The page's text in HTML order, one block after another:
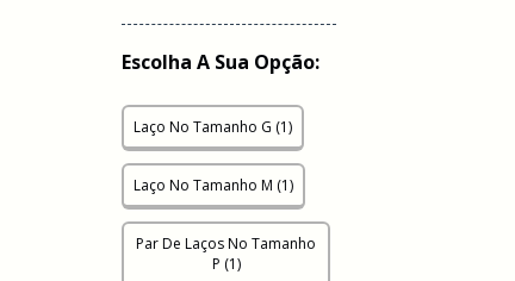
Escolha A Sua Opção:
Laço No Tamanho G (1)
Laço No Tamanho M (1)
Par De Laços No Tamanho
P (1)